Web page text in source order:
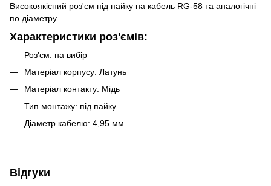
Високоякісний роз'єм під пайку на кабель RG-58 та аналогічні
по діаметру.
Характеристики роз'ємів:
Роз'єм: на вибір
Матеріал корпусу: Латунь
Матеріал контакту: Мідь
Тип монтажу: під пайку
Діаметр кабелю: 4,95 мм
Відгуки